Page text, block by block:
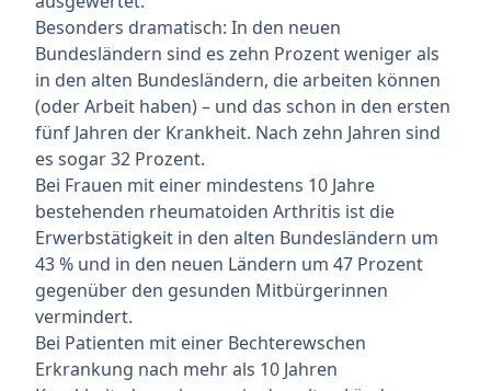
Besonders dramatisch: In den neuen
Bundesländern sind es zehn Prozent weniger als
in den alten Bundesländern, die arbeiten können
(oder Arbeit haben) – und das schon in den ersten
fünf Jahren der Krankheit. Nach zehn Jahren sind
es sogar 32 Prozent.
Bei Frauen mit einer mindestens 10 Jahre
bestehenden rheumatoiden Arthritis ist die
Erwerbstätigkeit in den alten Bundesländern um
43 % und in den neuen Ländern um 47 Prozent
gegenüber den gesunden Mitbürgerinnen
vermindert.
Bei Patienten mit einer Bechterewschen
Erkrankung nach mehr als 10 Jahren